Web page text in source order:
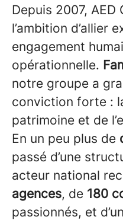
Depuis 2007,
l’ambition d’allier
engagement
opérationnelle.
notre groupe a
conviction forte :
patrimoine et de
En un peu plus de
passé d’une
acteur national
agences, de 180
passionnés, et